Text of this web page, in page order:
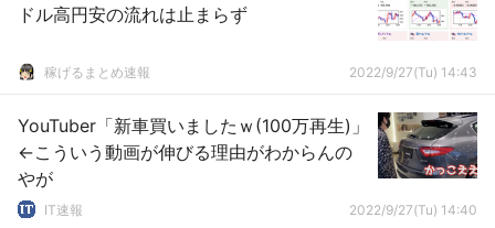
ドル高円安の流れは止まらず
稼げるまとめ速報 2022/9/27(Tu) 14:43
YouTuber「新車買いましたｗ(100万再生)」
←こういう動画が伸びる理由がわからんの
やが
IT速報 2022/9/27(Tu) 14:40